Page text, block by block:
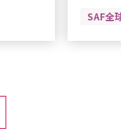
SAF全球